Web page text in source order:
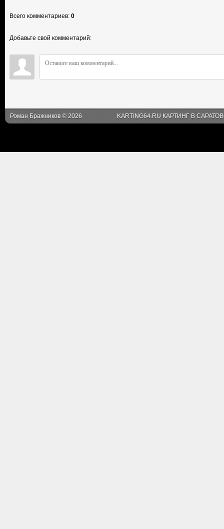
Всего комментариев: 0
Добавьте свой комментарий:
Роман Бражников © 2026 KARTING64.RU КАРТИНГ В